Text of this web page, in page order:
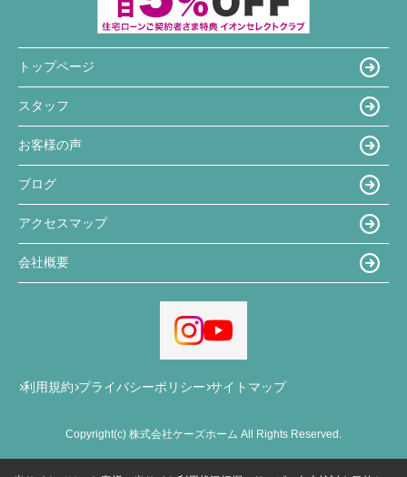
トップページ
スタッフ
お客様の声
ブログ
アクセスマップ
会社概要
利用規約 プライバシーポリシー サイトマップ
Copyright(c) 株式会社ケーズホーム All Rights Reserved.